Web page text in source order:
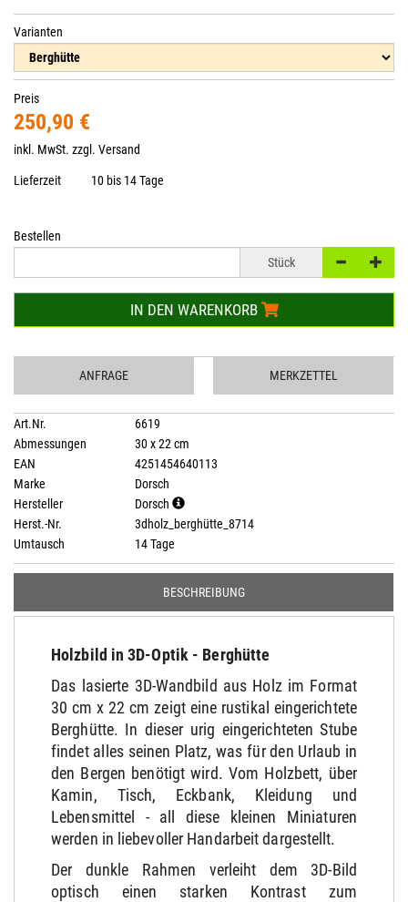
Varianten
Preis
250,90 €
inkl. MwSt. zzgl. Versand
Lieferzeit 10 bis 14 Tage
Bestellen
Stück
IN DEN WARENKORB
ANFRAGE MERKZETTEL
Art.Nr.
6619
Abmessungen
30 x 22 cm
EAN
4251454640113
Marke
Dorsch
Hersteller
Dorsch
Herst.-Nr.
3dholz_berghütte_8714
Umtausch
14 Tage
BESCHREIBUNG
Holzbild in 3D-Optik - Berghütte
Das lasierte 3D-Wandbild aus Holz im Format
30 cm x 22 cm zeigt eine rustikal eingerichtete
Berghütte. In dieser urig eingerichteten Stube
findet alles seinen Platz, was für den Urlaub in
den Bergen benötigt wird. Vom Holzbett, über
Kamin, Tisch, Eckbank, Kleidung und
Lebensmittel - all diese kleinen Miniaturen
werden in liebevoller Handarbeit dargestellt.
Der dunkle Rahmen verleiht dem 3D-Bild
optisch einen starken Kontrast zum